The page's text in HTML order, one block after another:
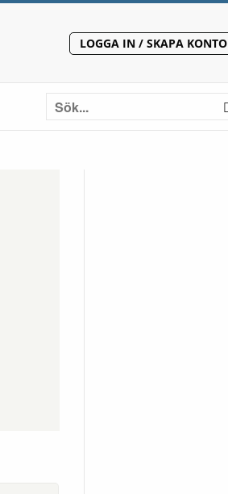
LOGGA IN / SKAPA KONTO